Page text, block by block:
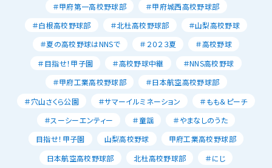
＃甲府第一高校野球部
＃甲府城西高校野球部
＃白根高校野球部
＃北杜高校野球部
＃山梨高校野球
＃夏の高校野球はNNSで
＃２０２３夏
＃高校野球
＃目指せ！甲子園
＃高校野球中継
＃NNS高校野球
＃甲府工業高校野球部
＃日本航空高校野球部
＃穴山さくら公園
＃サマーイルミネーション
＃もも＆ピーチ
＃スーシーエンティー
＃童謡
＃やまなしのうた
目指せ！甲子園
山梨高校野球
甲府工業高校野球部
日本航空高校野球部
北杜高校野球部
＃にじ